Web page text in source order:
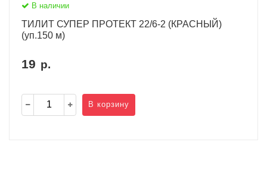
В наличии
ТИЛИТ СУПЕР ПРОТЕКТ 22/6-2 (КРАСНЫЙ)
(уп.150 м)
19 р.
В корзину